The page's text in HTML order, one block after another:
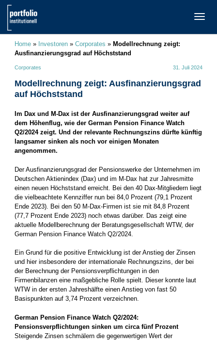
Home » Investoren » Corporates » Modellrechnung zeigt:
Ausfinanzierungsgrad auf Höchststand
Corporates 31. Juli 2024
Modellrechnung zeigt: Ausfinanzierungsgrad
auf Höchststand
Im Dax und M-Dax ist der Ausfinanzierungsgrad weiter auf
dem Höhenflug, wie der German Pension Finance Watch
Q2/2024 zeigt. Und der relevante Rechnungszins dürfte künftig
langsamer sinken als noch vor einigen Monaten
angenommen.
Der Ausfinanzierungsgrad der Pensionswerke der Unternehmen im
Deutschen Aktienindex (Dax) und im M-Dax hat zur Jahresmitte
einen neuen Höchststand erreicht. Bei den 40 Dax-Mitgliedern liegt
die vielbeachtete Kennziffer nun bei 84,0 Prozent (79,1 Prozent
Ende 2023). Bei den 50 M-Dax-Firmen ist sie mit 84,8 Prozent
(77,7 Prozent Ende 2023) noch etwas darüber. Das zeigt eine
aktuelle Modellberechnung der Beratungsgesellschaft WTW, der
German Pension Finance Watch Q2/2024.
Ein Grund für die positive Entwicklung ist der Anstieg der Zinsen
und hier insbesondere der internationale Rechnungszins, der bei
der Berechnung der Pensionsverpflichtungen in den
Firmenbilanzen eine maßgebliche Rolle spielt. Dieser konnte laut
WTW in der ersten Jahreshälfte einen Anstieg von fast 50
Basispunkten auf 3,74 Prozent verzeichnen.
German Pension Finance Watch Q2/2024:
Pensionsverpflichtungen sinken um circa fünf Prozent
Steigende Zinsen schmälern die gegenwertigen Wert der